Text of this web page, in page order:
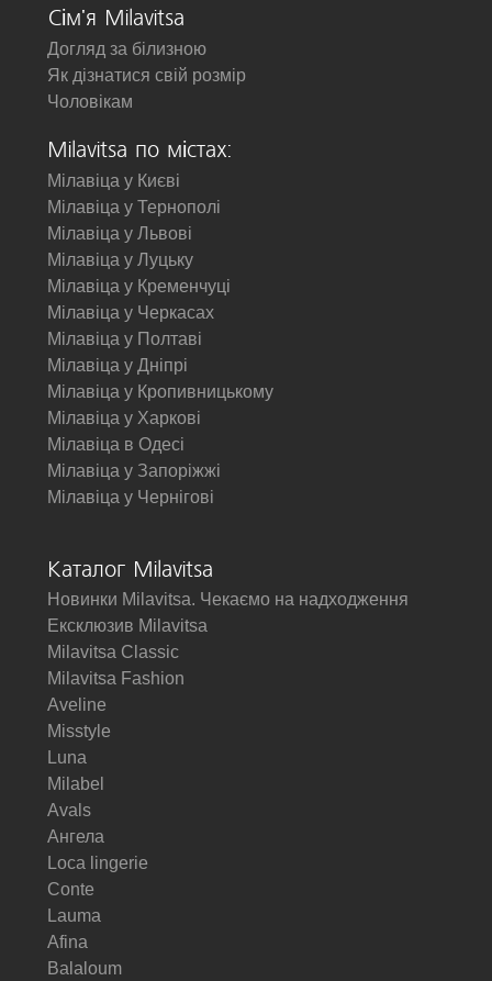
Сім'я Milavitsa
Догляд за білизною
Як дізнатися свій розмір
Чоловікам
Milavitsa по містах:
Мілавіца у Києві
Мілавіца у Тернополі
Мілавіца у Львові
Мілавіца у Луцьку
Мілавіца у Кременчуці
Мілавіца у Черкасах
Мілавіца у Полтаві
Мілавіца у Дніпрі
Мілавіца у Кропивницькому
Мілавіца у Харкові
Мілавіца в Одесі
Мілавіца у Запоріжжі
Мілавіца у Чернігові
Каталог Milavitsa
Новинки Milavitsa. Чекаємо на надходження
Ексклюзив Milavitsa
Milavitsa Classic
Milavitsa Fashion
Aveline
Misstyle
Luna
Milabel
Avals
Ангела
Loca lingerie
Conte
Lauma
Afina
Balaloum